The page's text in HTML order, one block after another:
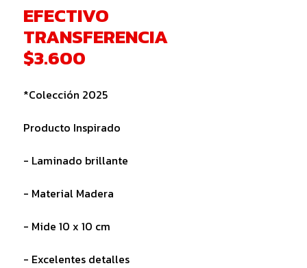
EFECTIVO
TRANSFERENCIA
$3.600
*Colección 2025
Producto Inspirado
- Laminado brillante
- Material Madera
- Mide 10 x 10 cm
- Excelentes detalles